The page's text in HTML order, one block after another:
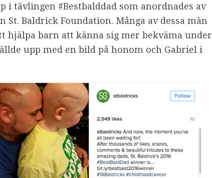
i tävlingen #Bestbalddad som anordnades av
St. Baldrick Foundation. Många av dessa män
hjälpa barn att känna sig mer bekväma under
upp med en bild på honom och Gabriel i